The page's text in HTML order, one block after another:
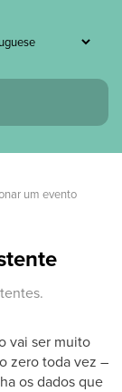
um evento
vai ser muito
zero toda vez –
os dados que